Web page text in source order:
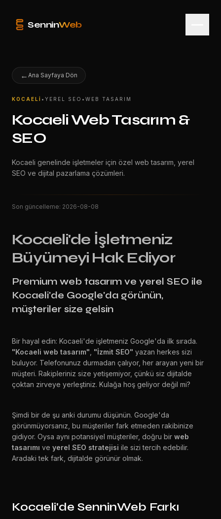
SenninWeb
Hizmet Verdiğimiz Bölgeler
← Ana Sayfaya Dön
KOCAELI • YEREL SEO • WEB TASARIM
Kocaeli Web Tasarım &
SEO
Kocaeli genelinde işletmeler için özel web tasarım, yerel
SEO ve dijital pazarlama çözümleri.
Son güncelleme: 2026-08-08
Kocaeli'de İşletmeniz
Büyümeyi Hak Ediyor
Premium web tasarım ve yerel SEO ile
Kocaeli'de Google'da görünün,
müşteriler size gelsin
Bir hayal edin: Kocaeli'de işletmeniz Google'da ilk sırada.
"Kocaeli web tasarım" "İzmit SEO" yazan herkes sizi
buluyor. Telefonunuz durmadan çalıyor, her arayan yeni bir
müşteri. Rakipleriniz size yetişemiyor, çünkü siz dijitalde
çoktan zirveye yerleştiniz. Kulağa hoş geliyor değil mi?
Şimdi bir de şu anki durumu düşünün. Google'da
görünmüyorsanız, bu müşteriler fark etmeden rakibinize
gidiyor. Oysa aynı potansiyel müşteriler, doğru bir web
tasarımı ve yerel SEO stratejisi ile sizi tercih edebilir.
Aradaki tek fark, dijitalde görünür olmak.
Kocaeli'de SenninWeb Farkı